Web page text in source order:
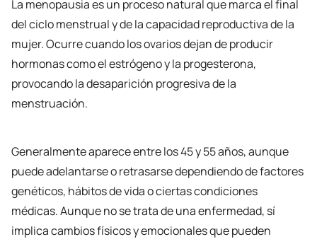
La menopausia es un proceso natural que marca el final
del ciclo menstrual y de la capacidad reproductiva de la
mujer. Ocurre cuando los ovarios dejan de producir
hormonas como el estrógeno y la progesterona,
provocando la desaparición progresiva de la
menstruación.
Generalmente aparece entre los 45 y 55 años, aunque
puede adelantarse o retrasarse dependiendo de factores
genéticos, hábitos de vida o ciertas condiciones
médicas. Aunque no se trata de una enfermedad, sí
implica cambios físicos y emocionales que pueden